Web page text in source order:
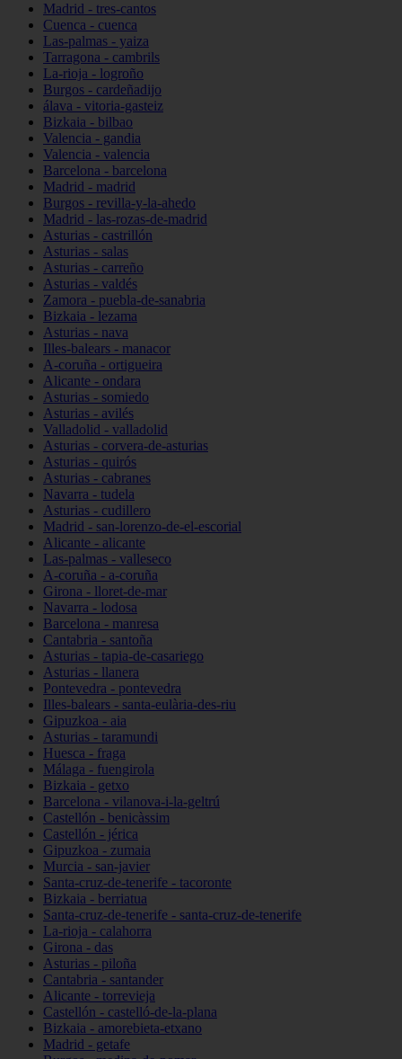
Madrid - tres-cantos
Cuenca - cuenca
Las-palmas - yaiza
Tarragona - cambrils
La-rioja - logroño
Burgos - cardeñadijo
álava - vitoria-gasteiz
Bizkaia - bilbao
Valencia - gandia
Valencia - valencia
Barcelona - barcelona
Madrid - madrid
Burgos - revilla-y-la-ahedo
Madrid - las-rozas-de-madrid
Asturias - castrillón
Asturias - salas
Asturias - carreño
Asturias - valdés
Zamora - puebla-de-sanabria
Bizkaia - lezama
Asturias - nava
Illes-balears - manacor
A-coruña - ortigueira
Alicante - ondara
Asturias - somiedo
Asturias - avilés
Valladolid - valladolid
Asturias - corvera-de-asturias
Asturias - quirós
Asturias - cabranes
Navarra - tudela
Asturias - cudillero
Madrid - san-lorenzo-de-el-escorial
Alicante - alicante
Las-palmas - valleseco
A-coruña - a-coruña
Girona - lloret-de-mar
Navarra - lodosa
Barcelona - manresa
Cantabria - santoña
Asturias - tapia-de-casariego
Asturias - llanera
Pontevedra - pontevedra
Illes-balears - santa-eulària-des-riu
Gipuzkoa - aia
Asturias - taramundi
Huesca - fraga
Málaga - fuengirola
Bizkaia - getxo
Barcelona - vilanova-i-la-geltrú
Castellón - benicàssim
Castellón - jérica
Gipuzkoa - zumaia
Murcia - san-javier
Santa-cruz-de-tenerife - tacoronte
Bizkaia - berriatua
Santa-cruz-de-tenerife - santa-cruz-de-tenerife
La-rioja - calahorra
Girona - das
Asturias - piloña
Cantabria - santander
Alicante - torrevieja
Castellón - castelló-de-la-plana
Bizkaia - amorebieta-etxano
Madrid - getafe